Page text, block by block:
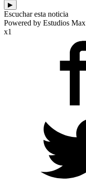
▶
Escuchar esta noticia
Powered by Estudios Max
x1